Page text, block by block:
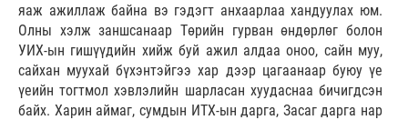
яаж ажиллаж байна вэ гэдэгт анхаарлаа хандуулах юм.
Олны хэлж заншсанаар Төрийн гурван өндөрлөг болон
УИХ-ын гишүүдийн хийж буй ажил алдаа оноо, сайн муу,
сайхан муухай бүхэнтэйгээ хар дээр цагаанаар буюу үе
үеийн тогтмол хэвлэлийн шарласан хуудаснаа бичигдсэн
байх. Харин аймаг, сумдын ИТХ-ын дарга, Засаг дарга нар